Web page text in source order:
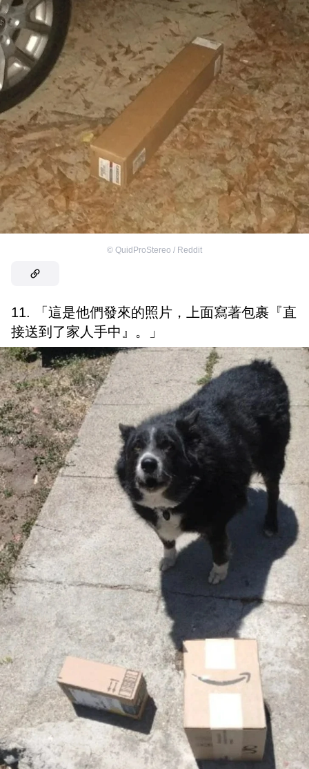
© QuidProStereo / Reddit
11. 「這是他們發來的照片，上面寫著包裹『直
接送到了家人手中』。」